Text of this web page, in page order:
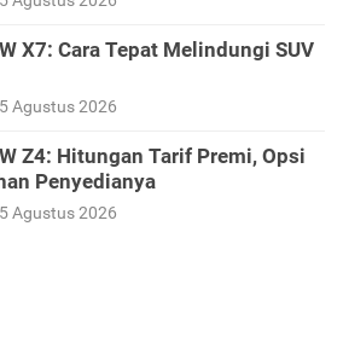
X7: Cara Tepat Melindungi SUV
5 Agustus 2026
Z4: Hitungan Tarif Premi, Opsi
Penyedianya
5 Agustus 2026